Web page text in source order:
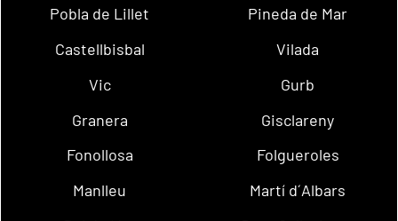
Pobla de Lillet
Pineda de Mar
Castellbisbal
Vilada
Vic
Gurb
Granera
Gisclareny
Fonollosa
Folgueroles
Manlleu
Martí d´Albars